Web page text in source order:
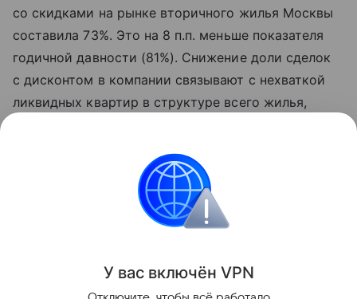
со скидками на рынке вторичного жилья Москвы
составила 73%. Это на 8 п.п. меньше показателя
годичной давности (81%). Снижение доли сделок
с дисконтом в компании связывают с нехваткой
ликвидных квартир в структуре всего жилья,
идти на условия собственников.
Городская недвижимость
Поделиться
У вас включён VPN